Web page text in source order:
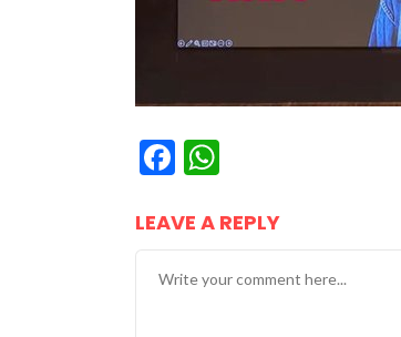
Facebook
LEAVE A REPLY